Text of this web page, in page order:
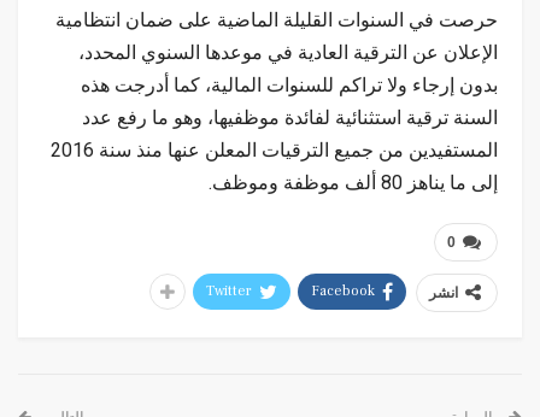
حرصت في السنوات القليلة الماضية على ضمان انتظامية
الإعلان عن الترقية العادية في موعدها السنوي المحدد،
بدون إرجاء ولا تراكم للسنوات المالية، كما أدرجت هذه
السنة ترقية استثنائية لفائدة موظفيها، وهو ما رفع عدد
المستفيدين من جميع الترقيات المعلن عنها منذ سنة 2016
إلى ما يناهز 80 ألف موظفة وموظف.
0
انشر Facebook
Twitter